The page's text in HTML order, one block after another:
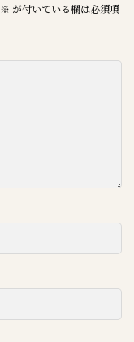
※ が付いている欄は必須項